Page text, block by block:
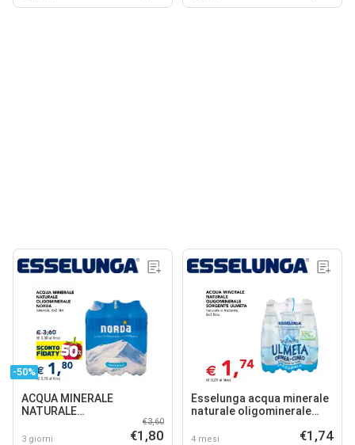
-50%
ACQUA MINERALE
NATURALE
OLIGOMINERALE NORDA
3 giorni
€3,60
€1,80
Esselunga acqua minerale
naturale oligominerale
4 mesi €1,74